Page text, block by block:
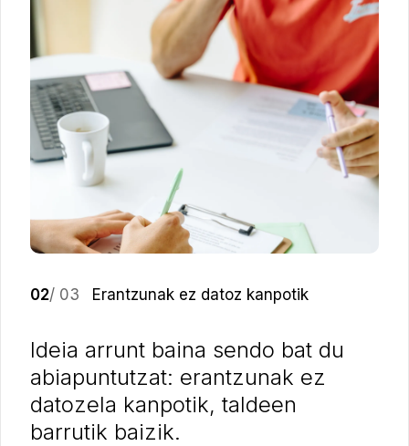
02/ 03 Erantzunak ez datoz kanpotik
Ideia arrunt baina sendo bat du
abiapuntutzat: erantzunak ez
datozela kanpotik, taldeen
barrutik baizik.